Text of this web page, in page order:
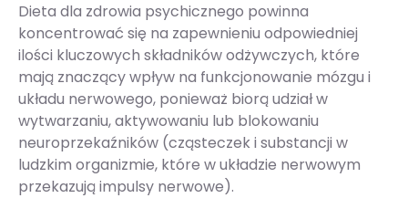
Dieta dla zdrowia psychicznego powinna
koncentrować się na zapewnieniu odpowiedniej
ilości kluczowych składników odżywczych, które
mają znaczący wpływ na funkcjonowanie mózgu i
układu nerwowego, ponieważ biorą udział w
wytwarzaniu, aktywowaniu lub blokowaniu
neuroprzekaźników (cząsteczek i substancji w
ludzkim organizmie, które w układzie nerwowym
przekazują impulsy nerwowe).